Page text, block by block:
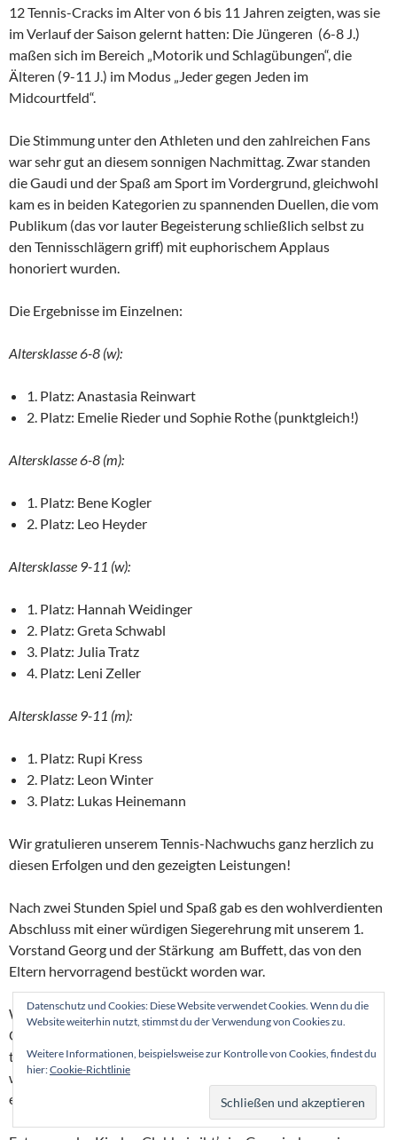
12 Tennis-Cracks im Alter von 6 bis 11 Jahren zeigten, was sie
im Verlauf der Saison gelernt hatten: Die Jüngeren (6-8 J.)
maßen sich im Bereich „Motorik und Schlagübungen“, die
Älteren (9-11 J.) im Modus „Jeder gegen Jeden im
Midcourtfeld“.
Die Stimmung unter den Athleten und den zahlreichen Fans
war sehr gut an diesem sonnigen Nachmittag. Zwar standen
die Gaudi und der Spaß am Sport im Vordergrund, gleichwohl
kam es in beiden Kategorien zu spannenden Duellen, die vom
Publikum (das vor lauter Begeisterung schließlich selbst zu
den Tennisschlägern griff) mit euphorischem Applaus
honoriert wurden.
Die Ergebnisse im Einzelnen:
Altersklasse 6-8 (w):
1. Platz: Anastasia Reinwart
2. Platz: Emelie Rieder und Sophie Rothe (punktgleich!)
Altersklasse 6-8 (m):
1. Platz: Bene Kogler
2. Platz: Leo Heyder
Altersklasse 9-11 (w):
1. Platz: Hannah Weidinger
2. Platz: Greta Schwabl
3. Platz: Julia Tratz
4. Platz: Leni Zeller
Altersklasse 9-11 (m):
1. Platz: Rupi Kress
2. Platz: Leon Winter
3. Platz: Lukas Heinemann
Wir gratulieren unserem Tennis-Nachwuchs ganz herzlich zu
diesen Erfolgen und den gezeigten Leistungen!
Nach zwei Stunden Spiel und Spaß gab es den wohlverdienten
Abschluss mit einer würdigen Siegerehrung mit unserem 1.
Vorstand Georg und der Stärkung am Buffett, das von den
Eltern hervorragend bestückt worden war.
Wir danken unserer Jugendwartin Susi für die tolle
Organisation der diesjährigen Clubbei, den Helfern für die
tatkräftige Unterstützung und den Eltern, Geschwistern und
weiteren Fans, die den Kids diesen sehr schönen Nachmittag
ermöglicht haben.
Datenschutz und Cookies: Diese Website verwendet Cookies. Wenn du die
Website weiterhin nutzt, stimmst du der Verwendung von Cookies zu.
Weitere Informationen, beispielsweise zur Kontrolle von Cookies, findest du
hier:Cookie-Richtlinie